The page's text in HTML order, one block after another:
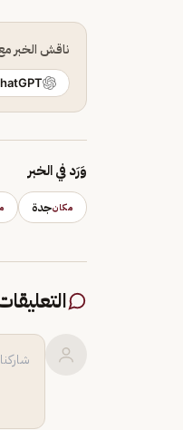
ناقش الخبر
وَرَد في الخبر
مكانجدة